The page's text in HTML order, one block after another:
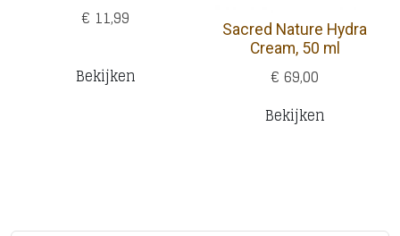
€ 11,99
Bekijken
Sacred Nature Hydra
Cream, 50 ml
€ 69,00
Bekijken